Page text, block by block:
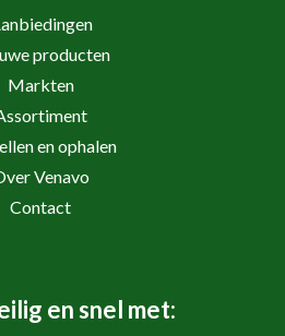
producten
Markten
en ophalen
Venavo
Contact
en snel met: